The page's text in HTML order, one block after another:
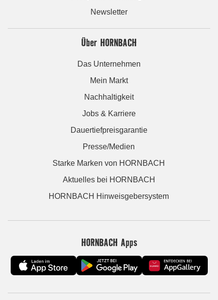
Newsletter
Über HORNBACH
Das Unternehmen
Mein Markt
Nachhaltigkeit
Jobs & Karriere
Dauertiefpreisgarantie
Presse/Medien
Starke Marken von HORNBACH
Aktuelles bei HORNBACH
HORNBACH Hinweisgebersystem
HORNBACH Apps